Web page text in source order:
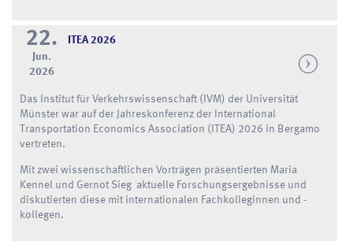
22.
Jun.
2026
ITEA 2026
Das Institut für Verkehrswissenschaft (IVM) der Universität
Münster war auf der Jahreskonferenz der International
Transportation Economics Association (ITEA) 2026 in Bergamo
vertreten.
Mit zwei wissenschaftlichen Vorträgen präsentierten Maria
Kennel und Gernot Sieg aktuelle Forschungsergebnisse und
diskutierten diese mit internationalen Fachkolleginnen und -
kollegen.